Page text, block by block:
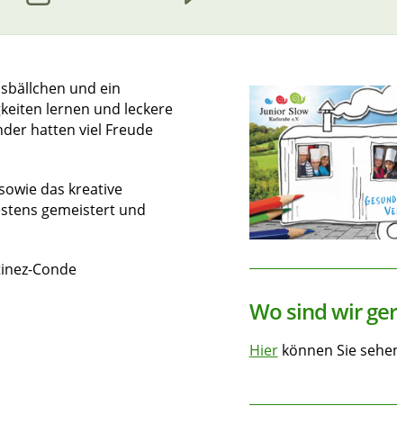
ja!
und ein
lernen und leckere
hatten viel Freude
das kreative
gemeistert und
Conde
Wo sind wir
Hierkönnen Sie